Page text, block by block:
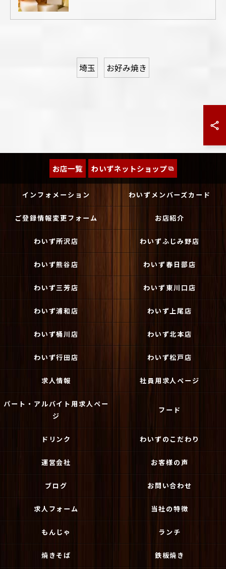
埼玉 お好み焼き
お店一覧 わいずネットショップ
インフォメーション わいずメンバーズカード
ご登録情報変更フォーム お店紹介
わいず所沢店 わいずふじみ野店
わいず熊谷店 わいず春日部店
わいず三芳店 わいず東川口店
わいず浦和店 わいず上尾店
わいず桶川店 わいず北本店
わいず行田店 わいず松戸店
求人情報 社員用求人ページ
パート・アルバイト用求人ペー
ジ
フード
ドリンク わいずのこだわり
運営会社 お客様の声
ブログ お問い合わせ
求人フォーム 当社の特徴
もんじゃ ランチ
焼きそば 鉄板焼き